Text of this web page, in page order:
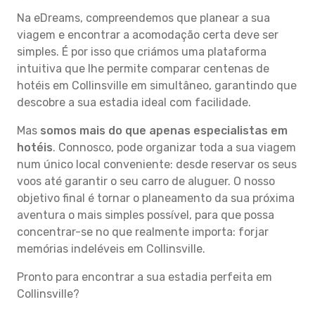
Na eDreams, compreendemos que planear a sua
viagem e encontrar a acomodação certa deve ser
simples. É por isso que criámos uma plataforma
intuitiva que lhe permite comparar centenas de
hotéis em Collinsville em simultâneo, garantindo que
descobre a sua estadia ideal com facilidade.
Mas somos mais do que apenas especialistas em
hotéis. Connosco, pode organizar toda a sua viagem
num único local conveniente: desde reservar os seus
voos até garantir o seu carro de aluguer. O nosso
objetivo final é tornar o planeamento da sua próxima
aventura o mais simples possível, para que possa
concentrar-se no que realmente importa: forjar
memórias indeléveis em Collinsville.
Pronto para encontrar a sua estadia perfeita em
Collinsville?